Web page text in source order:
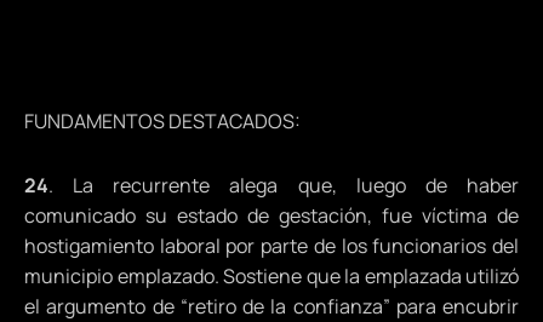
FUNDAMENTOS DESTACADOS:
24. La recurrente alega que, luego de haber
comunicado su estado de gestación, fue víctima de
hostigamiento laboral por parte de los funcionarios del
municipio emplazado. Sostiene que la emplazada utilizó
el argumento de “retiro de la confianza” para encubrir